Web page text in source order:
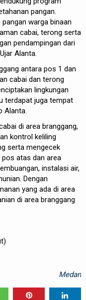
pangan.
warga binaan
cabai, terong serta
pendampingan dari
Alanta.
antara pos 1 dan
cabai dan terong
lingkungan
terdapat juga tempat
Alanta.
di area branggang,
kontrol keliling
serta mengecek
pos atas dan area
instalasi air,
Dengan
yang ada di area
di area branggang
Medan